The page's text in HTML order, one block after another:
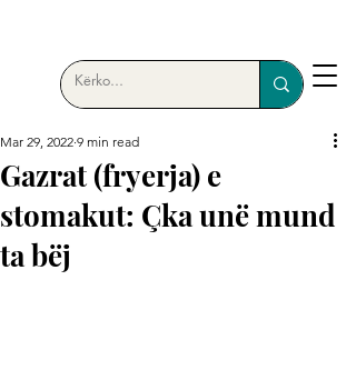
Gazrat (fryerja) e
stomakut: Çka unë mund
ta bëj
Mar 29, 2022 9 min read